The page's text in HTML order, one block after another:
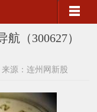
（300627）
来源：连州网新股